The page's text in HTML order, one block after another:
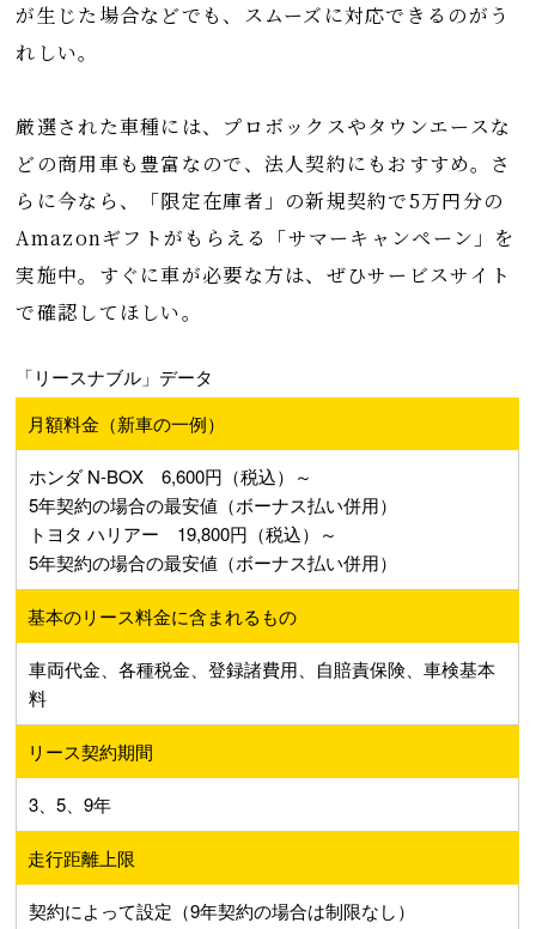
が生じた場合などでも、スムーズに対応できるのがう
れしい。
厳選された車種には、プロボックスやタウンエースな
どの商用車も豊富なので、法人契約にもおすすめ。さ
らに今なら、「限定在庫者」の新規契約で5万円分の
Amazonギフトがもらえる「サマーキャンペーン」を
実施中。すぐに車が必要な方は、ぜひサービスサイト
で確認してほしい。
「リースナブル」データ
月額料金（新車の一例）
ホンダ N-BOX 6,600円（税込）～
5年契約の場合の最安値（ボーナス払い併用）
トヨタ ハリアー 19,800円（税込）～
5年契約の場合の最安値（ボーナス払い併用）
基本のリース料金に含まれるもの
車両代金、各種税金、登録諸費用、自賠責保険、車検基本
料
リース契約期間
3、5、9年
走行距離上限
契約によって設定（9年契約の場合は制限なし）